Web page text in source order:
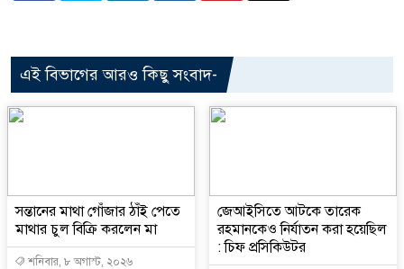
এই বিভাগের আরও কিছু সংবাদ-
সন্তানের মাথা গোঁজার ঠাঁই পেতে
মাথার চুল বিক্রি করলেন মা
শনিবার, ৮ অগাস্ট, ২০২৬
জেআইসিতে আটকে তারেক
রহমানকেও নির্যাতন করা হয়েছিল
: চিফ প্রসিকিউটর